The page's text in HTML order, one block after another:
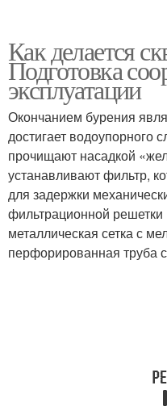
Нефтяная скважина
Как делается
Подготовка
эксплуатации
Окончанием бурения
достигает водоупорного
прочищают насадкой
устанавливают фильтр,
для задержки
фильтрационной
металлическая сетка с
перфорированная труба